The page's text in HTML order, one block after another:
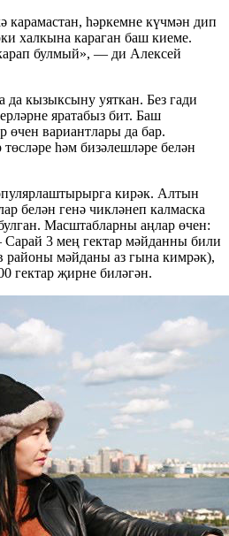
карамастан, һәркемне күчмән дип
халкына караган баш киеме.
булмый», — ди Алексей
кызыксыну уяткан. Без гади
яратабыз бит. Баш
өчен вариантлары да бар.
һәм бизәлешләре белән
кирәк. Алтын
белән генә чикләнеп калмаска
Масштабларны аңлар өчен:
3 мең гектар мәйданны били
районы мәйданы аз гына кимрәк),
гектар җирне биләгән.